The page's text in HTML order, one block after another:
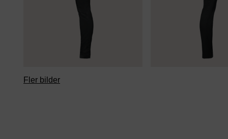
Fler bilder